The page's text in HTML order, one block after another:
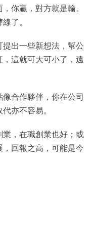
你贏，對方就是輸。
了。
出一些新想法，幫公
這就可大可小了，遠
合作夥伴，你在公司
亦不容易。
，在職創業也好；或
回報之高，可能是今